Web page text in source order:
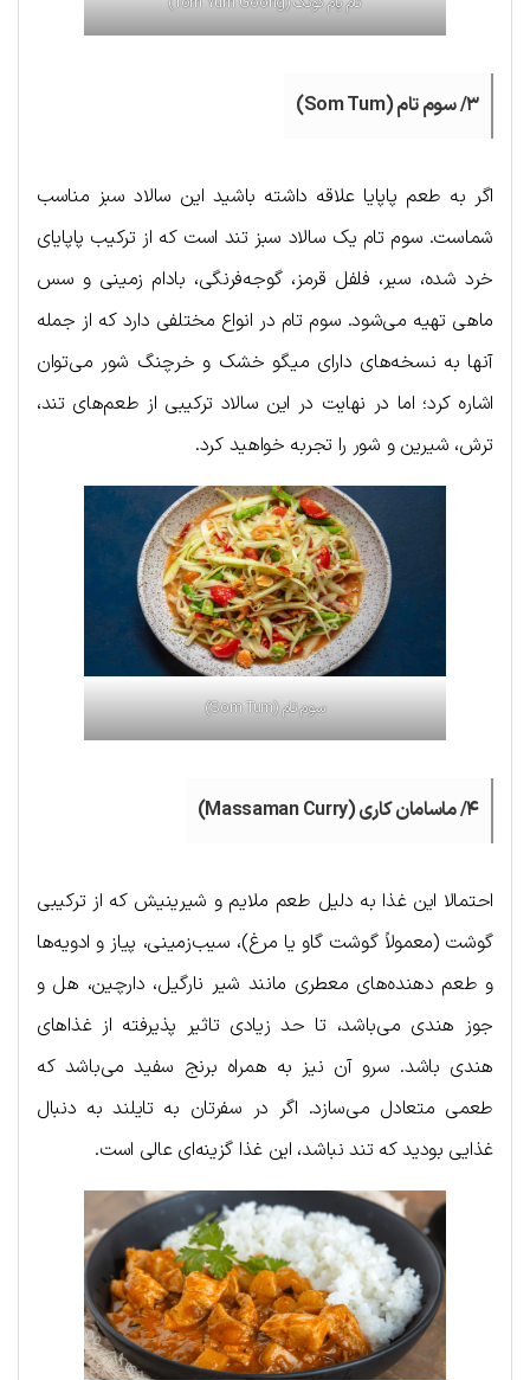
۳/ سوم تام (Som Tum)
اگر به طعم پاپایا علاقه داشته باشید این سالاد سبز مناسب
شماست. سوم تام یک سالاد سبز تند است که از ترکیب پاپایای
خرد شده، سیر، فلفل قرمز، گوجه‌فرنگی، بادام زمینی و سس
ماهی تهیه می‌شود. سوم تام در انواع مختلفی دارد که از جمله
آنها به نسخه‌های دارای میگو خشک و خرچنگ شور می‌توان
اشاره کرد؛ اما در نهایت در این سالاد ترکیبی از طعم‌های تند،
ترش، شیرین و شور را تجربه خواهید کرد.
سوم تام (Som Tum)
۴/ ماسامان کاری (Massaman Curry)
احتمالا این غذا به دلیل طعم ملایم و شیرینیش که از ترکیبی
گوشت (معمولاً گوشت گاو یا مرغ)، سیب‌زمینی، پیاز و ادویه‌ها
و طعم دهنده‌های معطری مانند شیر نارگیل، دارچین، هل و
جوز هندی می‌باشد، تا حد زیادی تاثیر پذیرفته از غذاهای
هندی باشد. سرو آن نیز به همراه برنج سفید می‌باشد که
طعمی متعادل می‌سازد. اگر در سفرتان به تایلند به دنبال
غذایی بودید که تند نباشد، این غذا گزینه‌ای عالی است.